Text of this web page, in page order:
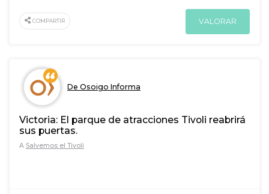
COMPARTIR VALORAR
De Osoigo Informa
Victoria: El parque de atracciones Tivoli reabrirá
sus puertas.
A Salvemos el Tivoli